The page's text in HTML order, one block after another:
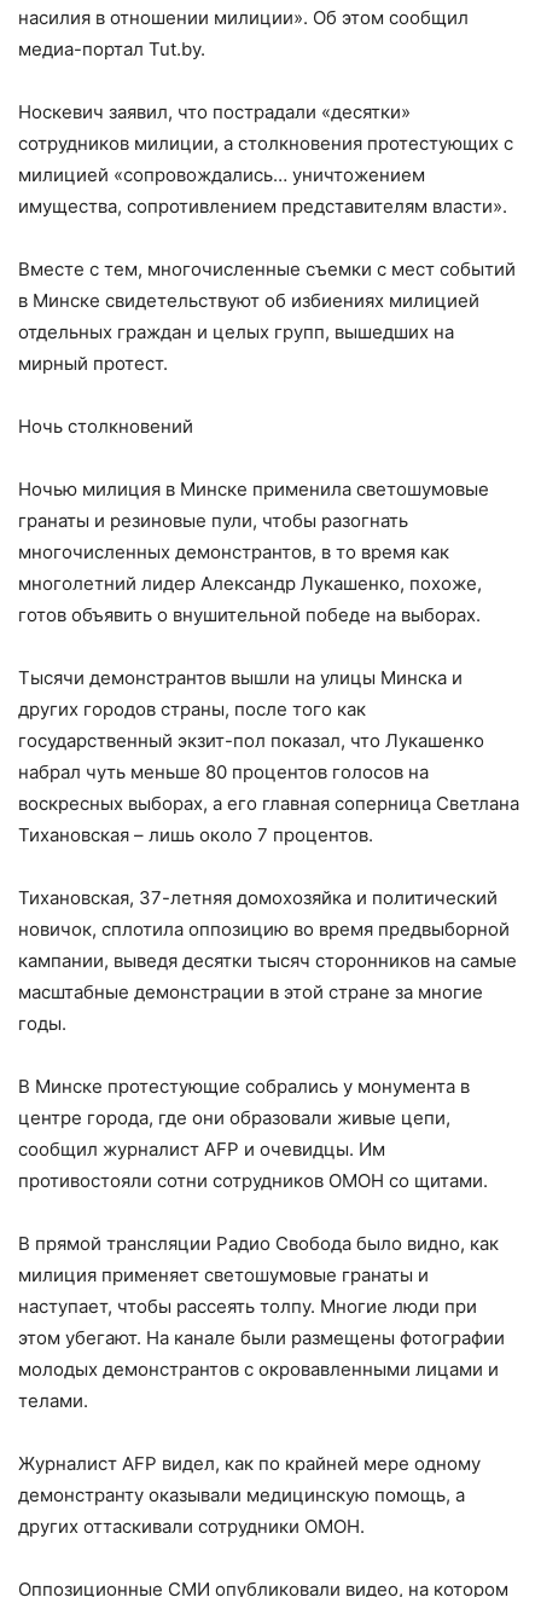
насилия в отношении милиции». Об этом сообщил
медиа-портал Tut.by.
Носкевич заявил, что пострадали «десятки»
сотрудников милиции, а столкновения протестующих с
милицией «сопровождались… уничтожением
имущества, сопротивлением представителям власти».
Вместе с тем, многочисленные съемки с мест событий
в Минске свидетельствуют об избиениях милицией
отдельных граждан и целых групп, вышедших на
мирный протест.
Ночь столкновений
Ночью милиция в Минске применила светошумовые
гранаты и резиновые пули, чтобы разогнать
многочисленных демонстрантов, в то время как
многолетний лидер Александр Лукашенко, похоже,
готов объявить о внушительной победе на выборах.
Тысячи демонстрантов вышли на улицы Минска и
других городов страны, после того как
государственный экзит-пол показал, что Лукашенко
набрал чуть меньше 80 процентов голосов на
воскресных выборах, а его главная соперница Светлана
Тихановская – лишь около 7 процентов.
Тихановская, 37-летняя домохозяйка и политический
новичок, сплотила оппозицию во время предвыборной
кампании, выведя десятки тысяч сторонников на самые
масштабные демонстрации в этой стране за многие
годы.
В Минске протестующие собрались у монумента в
центре города, где они образовали живые цепи,
сообщил журналист AFP и очевидцы. Им
противостояли сотни сотрудников ОМОН со щитами.
В прямой трансляции Радио Свобода было видно, как
милиция применяет светошумовые гранаты и
наступает, чтобы рассеять толпу. Многие люди при
этом убегают. На канале были размещены фотографии
молодых демонстрантов с окровавленными лицами и
телами.
Журналист AFP видел, как по крайней мере одному
демонстранту оказывали медицинскую помощь, а
других оттаскивали сотрудники ОМОН.
Оппозиционные СМИ опубликовали видео, на котором